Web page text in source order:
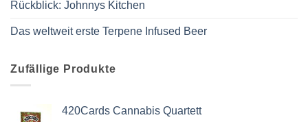
Rückblick: Johnnys Kitchen
Das weltweit erste Terpene Infused Beer
Zufällige Produkte
420Cards Cannabis Quartett